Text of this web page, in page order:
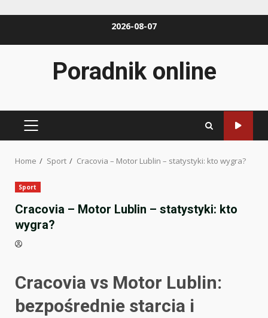
2026-08-07
Poradnik online
PRIMARY
Home Sport Cracovia – Motor Lublin – statystyki: kto wygra?
Sport
Cracovia – Motor Lublin – statystyki: kto
wygra?
Cracovia vs Motor Lublin:
bezpośrednie starcia i